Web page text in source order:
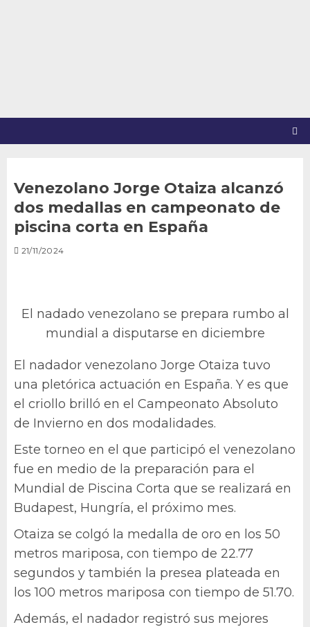
Venezolano Jorge Otaiza alcanzó
dos medallas en campeonato de
piscina corta en España
21/11/2024
El nadado venezolano se prepara rumbo al
mundial a disputarse en diciembre
El nadador venezolano Jorge Otaiza tuvo
una pletórica actuación en España. Y es que
el criollo brilló en el Campeonato Absoluto
de Invierno en dos modalidades.
Este torneo en el que participó el venezolano
fue en medio de la preparación para el
Mundial de Piscina Corta que se realizará en
Budapest, Hungría, el próximo mes.
Otaiza se colgó la medalla de oro en los 50
metros mariposa, con tiempo de 22.77
segundos y también la presea plateada en
los 100 metros mariposa con tiempo de 51.70.
Además, el nadador registró sus mejores